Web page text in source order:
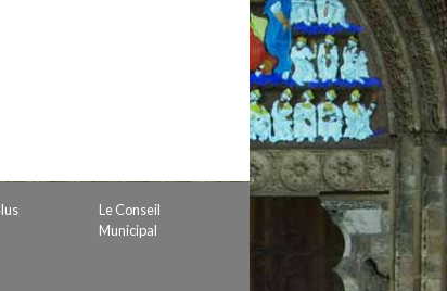
Le Conseil
Municipal